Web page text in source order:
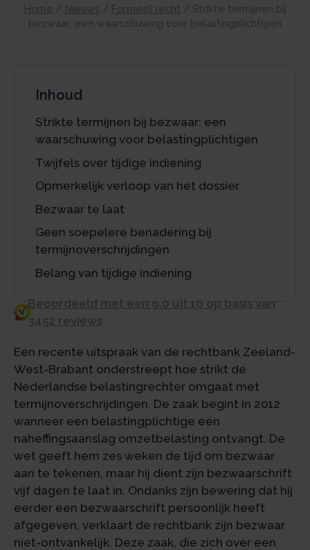
Home / Nieuws / Formeel recht / Strikte termijnen bij
bezwaar: een waarschuwing voor belastingplichtigen
Inhoud
Strikte termijnen bij bezwaar: een
waarschuwing voor belastingplichtigen
Twijfels over tijdige indiening
Opmerkelijk verloop van het dossier
Bezwaar te laat
Geen soepelere benadering bij
termijnoverschrijdingen
Belang van tijdige indiening
Beoordeeld met een 9.0 uit 10 op basis van
3452 reviews
Een recente uitspraak van de rechtbank Zeeland-
West-Brabant onderstreept hoe strikt de
Nederlandse belastingrechter omgaat met
termijnoverschrijdingen. De zaak begint in 2012
wanneer een belastingplichtige een
naheffingsaanslag omzetbelasting ontvangt. De
wet geeft hem zes weken de tijd om bezwaar
aan te tekenen, maar hij dient zijn bezwaarschrift
vijf dagen te laat in. Ondanks zijn bewering dat hij
eerder een bezwaarschrift persoonlijk heeft
afgegeven, verklaart de rechtbank zijn bezwaar
niet-ontvankelijk. Deze zaak, die zich over een